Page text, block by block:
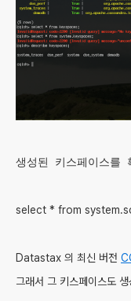
생성된 키스페이스를
select * from
Datastax 의 최신 버전
그래서 그 키스페이스도